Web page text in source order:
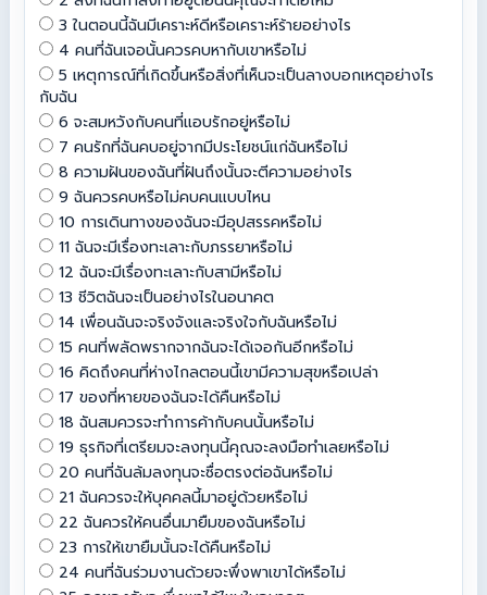
3 ในตอนนี้ฉันมีเคราะห์ดีหรือเคราะห์ร้ายอย่างไร
4 คนที่ฉันเจอนั้นควรคบหากับเขาหรือไม่
5 เหตุการณ์ที่เกิดขึ้นหรือสิ่งที่เห็นจะเป็นลางบอกเหตุอย่างไร
กับฉัน
6 จะสมหวังกับคนที่แอบรักอยู่หรือไม่
7 คนรักที่ฉันคบอยู่จากมีประโยชน์แก่ฉันหรือไม่
8 ความฝันของฉันที่ฝันถึงนั้นจะตีความอย่างไร
9 ฉันควรคบหรือไม่คบคนแบบไหน
10 การเดินทางของฉันจะมีอุปสรรคหรือไม่
11 ฉันจะมีเรื่องทะเลาะกับภรรยาหรือไม่
12 ฉันจะมีเรื่องทะเลาะกับสามีหรือไม่
13 ชีวิตฉันจะเป็นอย่างไรในอนาคต
14 เพื่อนฉันจะจริงจังและจริงใจกับฉันหรือไม่
15 คนที่พลัดพรากจากฉันจะได้เจอกันอีกหรือไม่
16 คิดถึงคนที่ห่างไกลตอนนี้เขามีความสุขหรือเปล่า
17 ของที่หายของฉันจะได้คืนหรือไม่
18 ฉันสมควรจะทำการค้ากับคนนั้นหรือไม่
19 ธุรกิจที่เตรียมจะลงทุนนี้คุณจะลงมือทำเลยหรือไม่
20 คนที่ฉันล้มลงทุนจะซื่อตรงต่อฉันหรือไม่
21 ฉันควรจะให้บุคคลนี้มาอยู่ด้วยหรือไม่
22 ฉันควรให้คนอื่นมายืมของฉันหรือไม่
23 การให้เขายืมนั้นจะได้คืนหรือไม่
24 คนที่ฉันร่วมงานด้วยจะพึ่งพาเขาได้หรือไม่